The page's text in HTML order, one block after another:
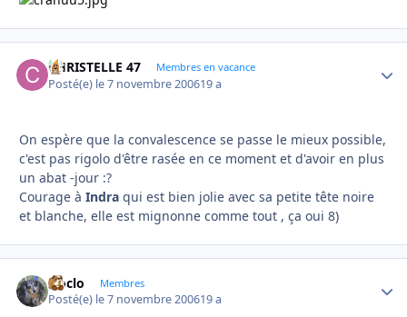
CHRISTELLE 47 Membres en vacance
Posté(e) le 7 novembre 200619 a
On espère que la convalescence se passe le mieux possible,
c'est pas rigolo d'être rasée en ce moment et d'avoir en plus
un abat -jour :?
Courage à Indra qui est bien jolie avec sa petite tête noire
et blanche, elle est mignonne comme tout , ça oui 8)
cloclo Membres
Posté(e) le 7 novembre 200619 a